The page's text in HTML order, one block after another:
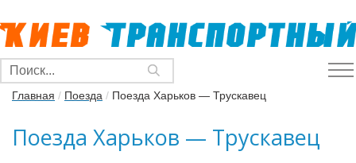
Главная / Поезда / Поезда Харьков — Трускавец
Поезда Харьков — Трускавец